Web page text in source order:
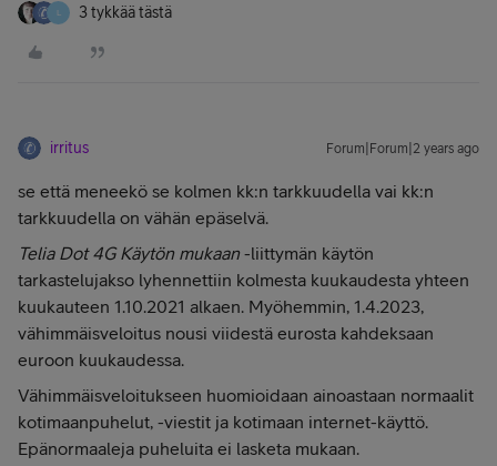
L 3 tykkää tästä
irritus Forum|Forum|2 years ago
se että meneekö se kolmen kk:n tarkkuudella vai kk:n
tarkkuudella on vähän epäselvä.
Telia Dot 4G Käytön mukaan-liittymän käytön
tarkastelujakso lyhennettiin kolmesta kuukaudesta yhteen
kuukauteen 1.10.2021 alkaen. Myöhemmin, 1.4.2023,
vähimmäisveloitus nousi viidestä eurosta kahdeksaan
euroon kuukaudessa.
Vähimmäisveloitukseen huomioidaan ainoastaan normaalit
kotimaanpuhelut, -viestit ja kotimaan internet-käyttö.
Epänormaaleja puheluita ei lasketa mukaan.